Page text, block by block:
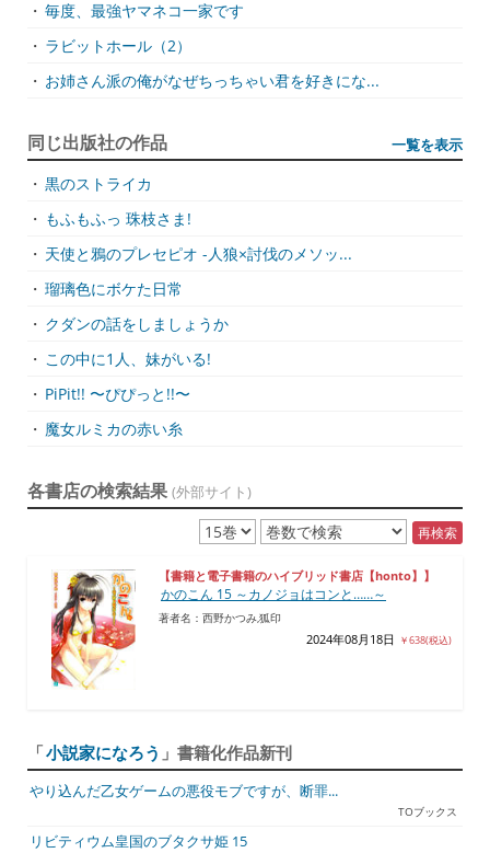
・ 毎度、最強ヤマネコ一家です
・ ラビットホール（2）
・ お姉さん派の俺がなぜちっちゃい君を好きにな...
同じ出版社の作品 一覧を表示
・ 黒のストライカ
・ もふもふっ 珠枝さま!
・ 天使と鴉のプレセピオ -人狼×討伐のメソッ...
・ 瑠璃色にボケた日常
・ クダンの話をしましょうか
・ この中に1人、妹がいる!
・ PiPit!! 〜ぴぴっと!!〜
・ 魔女ルミカの赤い糸
各書店の検索結果 (外部サイト)
再検索
【書籍と電子書籍のハイブリッド書店【honto】】
かのこん 15 ～カノジョはコンと……～
著者名：西野かつみ,狐印
2024年08月18日 ￥638(税込)
「小説家になろう 」書籍化作品新刊
やり込んだ乙女ゲームの悪役モブですが、断罪...
TOブックス
リビティウム皇国のブタクサ姫 15